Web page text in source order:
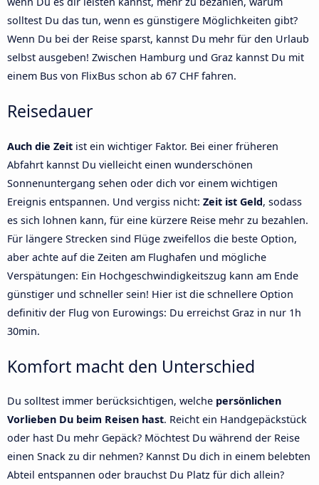
solltest Du das tun, wenn es günstigere Möglichkeiten gibt?
Wenn Du bei der Reise sparst, kannst Du mehr für den Urlaub
selbst ausgeben! Zwischen Hamburg und Graz kannst Du mit
einem Bus von FlixBus schon ab 67 CHF fahren.
Reisedauer
Auch die Zeit ist ein wichtiger Faktor. Bei einer früheren
Abfahrt kannst Du vielleicht einen wunderschönen
Sonnenuntergang sehen oder dich vor einem wichtigen
Ereignis entspannen. Und vergiss nicht: Zeit ist Geld, sodass
es sich lohnen kann, für eine kürzere Reise mehr zu bezahlen.
Für längere Strecken sind Flüge zweifellos die beste Option,
aber achte auf die Zeiten am Flughafen und mögliche
Verspätungen: Ein Hochgeschwindigkeitszug kann am Ende
günstiger und schneller sein! Hier ist die schnellere Option
definitiv der Flug von Eurowings: Du erreichst Graz in nur 1h
30min.
Komfort macht den Unterschied
Du solltest immer berücksichtigen, welche persönlichen
Vorlieben Du beim Reisen hast. Reicht ein Handgepäckstück
oder hast Du mehr Gepäck? Möchtest Du während der Reise
einen Snack zu dir nehmen? Kannst Du dich in einem belebten
Abteil entspannen oder brauchst Du Platz für dich allein?